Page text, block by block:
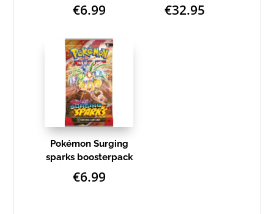
€6.99 €32.95
Pokémon Surging
sparks boosterpack
€6.99